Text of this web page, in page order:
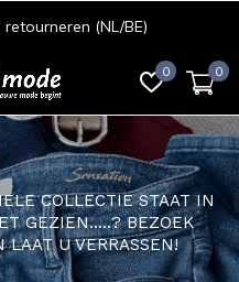
0 0
(NL/BE)
COLLECTIE STAAT IN
GEZIEN.....? BEZOEK
U VERRASSEN!